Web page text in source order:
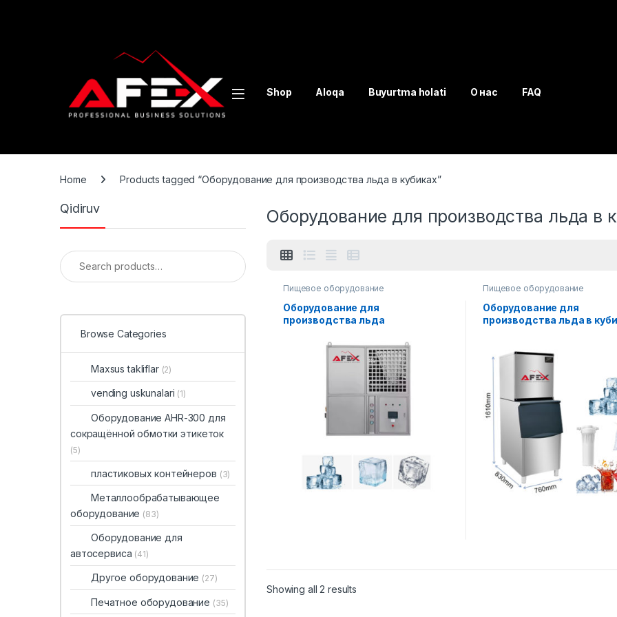
Shop Aloqa Buyurtma holati О нас FAQ
Home Products tagged “Оборудование для производства льда в кубиках”
Оборудование для производства льда в
Пищевое оборудование
Оборудование для
производства льда
Пищевое оборудование
Оборудование для
производства льда в
Showing all 2 results
Qidiruv
Search for:
Browse Categories
Maxsus takliflar (2)
vending uskunalari (1)
Оборудование AHR-300 для
сокращённой обмотки этикеток
(5)
пластиковых контейнеров (3)
Металлообрабатывающее
оборудование (83)
Оборудование для
автосервиса (41)
Другое оборудование (27)
Печатное оборудование (35)